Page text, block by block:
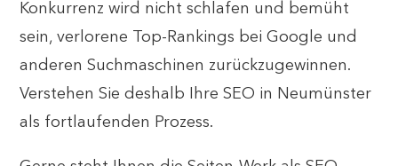
Konkurrenz wird nicht schlafen und bemüht
sein, verlorene Top-Rankings bei Google und
anderen Suchmaschinen zurückzugewinnen.
Verstehen Sie deshalb Ihre SEO in Neumünster
als fortlaufenden Prozess.